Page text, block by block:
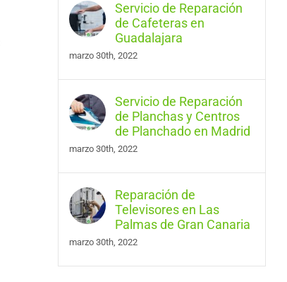
Servicio de Reparación
de Cafeteras en
Guadalajara
marzo 30th, 2022
Servicio de Reparación
de Planchas y Centros
de Planchado en Madrid
marzo 30th, 2022
Reparación de
Televisores en Las
Palmas de Gran Canaria
marzo 30th, 2022